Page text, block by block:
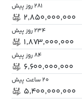
281 روز پیش
۲٬۸۵۰٬۰۰۰٬۰۰۰
234 روز پیش
۱٬۸۷۳٬۰۰۰٬۰۰۰
84 روز پیش
۶٬۶۰۰٬۰۰۰٬۰۰۰
20 ساعت پیش
۵٬۴۰۰٬۰۰۰٬۰۰۰